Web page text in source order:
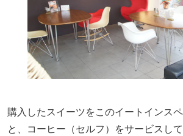
購入したスイーツをこのイートインス
と、コーヒー（セルフ）をサービスし